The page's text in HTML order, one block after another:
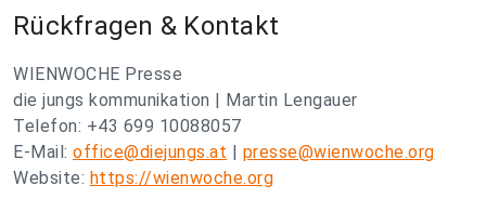
Rückfragen & Kontakt
WIENWOCHE Presse
die jungs kommunikation | Martin Lengauer
Telefon: +43 699 10088057
E-Mail: office@diejungs.at | presse@wienwoche.org
Website: https://wienwoche.org